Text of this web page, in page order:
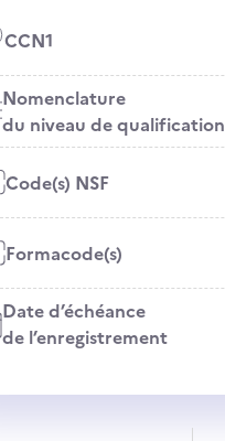
CCN1
Nomenclature
du niveau de qualification
Code(s) NSF
Formacode(s)
Date d’échéance
de l’enregistrement